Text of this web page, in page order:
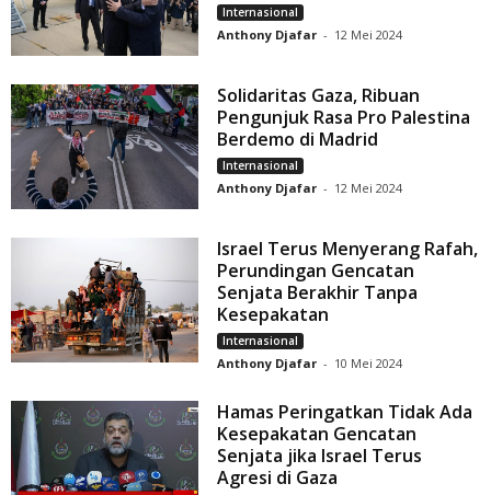
Internasional
Anthony Djafar - 12 Mei 2024
Solidaritas Gaza, Ribuan
Pengunjuk Rasa Pro Palestina
Berdemo di Madrid
Internasional
Anthony Djafar - 12 Mei 2024
Israel Terus Menyerang Rafah,
Perundingan Gencatan
Senjata Berakhir Tanpa
Kesepakatan
Internasional
Anthony Djafar - 10 Mei 2024
Hamas Peringatkan Tidak Ada
Kesepakatan Gencatan
Senjata jika Israel Terus
Agresi di Gaza